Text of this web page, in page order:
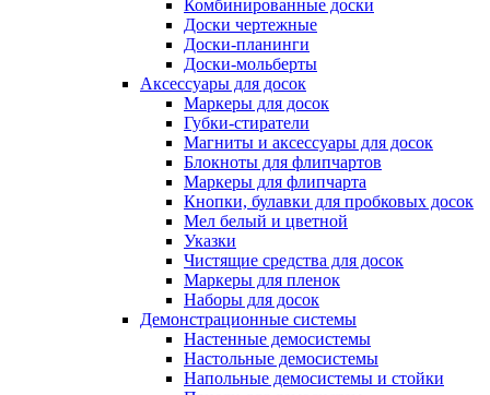
Комбинированные доски
Доски чертежные
Доски-планинги
Доски-мольберты
Аксессуары для досок
Маркеры для досок
Губки-стиратели
Магниты и аксессуары для досок
Блокноты для флипчартов
Маркеры для флипчарта
Кнопки, булавки для пробковых досок
Мел белый и цветной
Указки
Чистящие средства для досок
Маркеры для пленок
Наборы для досок
Демонстрационные системы
Настенные демосистемы
Настольные демосистемы
Напольные демосистемы и стойки